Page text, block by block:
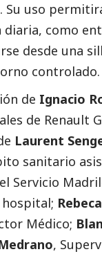
. Su uso
como
desde una
controlado.
de Ignacio
de Renault
Laurent
sanitario
Servicio
Médico;
,